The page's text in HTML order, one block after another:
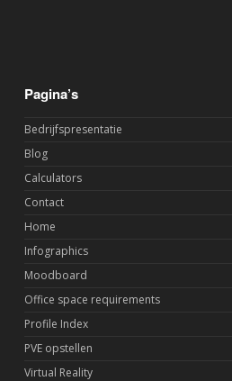
Pagina’s
Bedrijfspresentatie
Blog
Calculators
Contact
Home
Infographics
Moodboard
Office space requirements
Profile Index
PVE opstellen
Virtual Reality